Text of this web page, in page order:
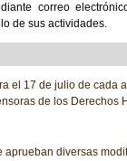
correo
de sus actividades.
el 17 de julio de cada
de los Derechos
aprueban diversas